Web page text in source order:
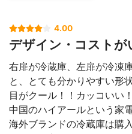
4.00
デザイン・コストが
右扉が冷蔵庫、左扉が冷凍庫
と、とても分かりやすい形
目がクール！！カッコいい
中国のハイアールという家
海外ブランドの冷蔵庫は購